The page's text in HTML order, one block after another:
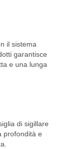
il sistema
garantisce
e una lunga
di sigillare
profondità e